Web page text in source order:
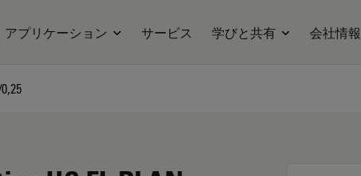
アプリケーション サービス 学びと共有 会社情報